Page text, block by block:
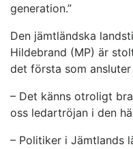
generation.”
Den jämtländska
Hildebrand (MP) är
det första som
– Det känns otroligt
oss ledartröjan i den
– Politiker i Jämtlands